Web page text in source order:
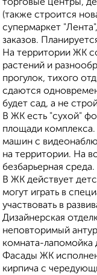
торговые центры,
(также строится
супермаркет
заказов.
На территории ЖК
растений и
прогулок, тихого
сдаются
будет сад, а не
В ЖК есть "сухой"
площади
машин с
на территории. На
безбарьерная среда.
В ЖК действует
могут играть в
участвовать в
Дизайнерская
неповторимый
комната-лапомойка
Фасады ЖК
кирпича с